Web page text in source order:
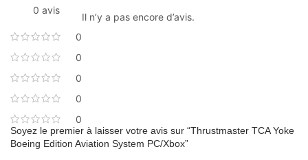
0 avis
0
0
0
0
0
Il n’y a pas encore d’avis.
Soyez le premier à laisser votre avis sur “Thrustmaster TCA Yoke
Boeing Edition Aviation System PC/Xbox”